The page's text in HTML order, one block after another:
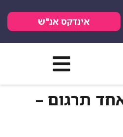
אינדקס אנ"ש
תרגום –